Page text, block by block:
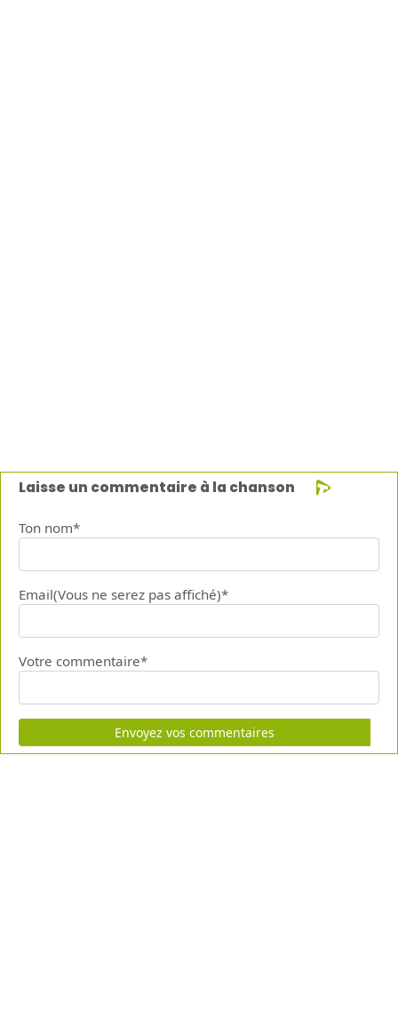
Laisse un commentaire à la chanson
Ton nom*
Email(Vous ne serez pas affiché)*
Votre commentaire*
Envoyez vos commentaires